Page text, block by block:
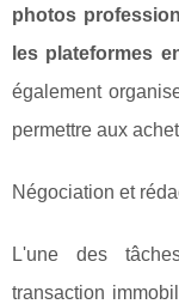
photos
les plateformes
également
permettre aux
Négociation et
L'une des
transaction